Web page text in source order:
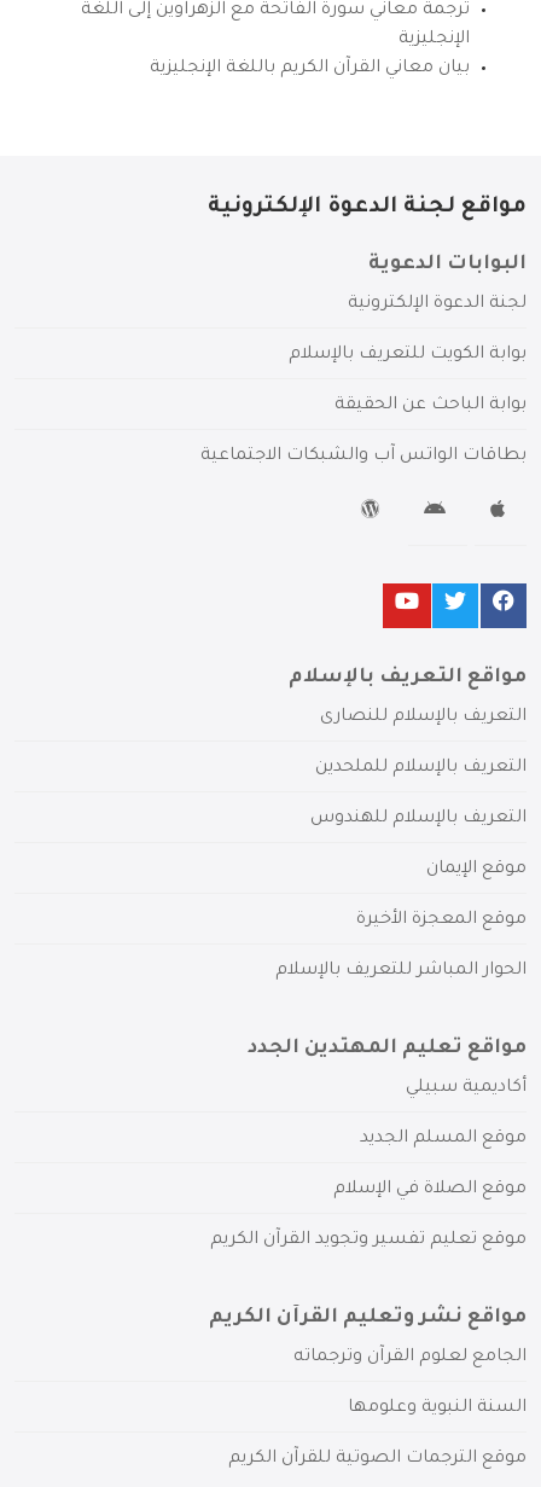
ترجمة معاني سورة الفاتحة مع الزهراوين إلى اللغة
الإنجليزية
بيان معاني القرآن الكريم باللغة الإنجليزية
مواقع لجنة الدعوة الإلكترونية
البوابات الدعوية
لجنة الدعوة الإلكترونية
بوابة الكويت للتعريف بالإسلام
بوابة الباحث عن الحقيقة
بطاقات الواتس آب والشبكات الاجتماعية
مواقع التعريف بالإسلام
التعريف بالإسلام للنصارى
التعريف بالإسلام للملحدين
التعريف بالإسلام للهندوس
موقع الإيمان
موقع المعجزة الأخيرة
الحوار المباشر للتعريف بالإسلام
مواقع تعليم المهتدين الجدد
أكاديمية سبيلي
موقع المسلم الجديد
موقع الصلاة في الإسلام
موقع تعليم تفسير وتجويد القرآن الكريم
مواقع نشر وتعليم القرآن الكريم
الجامع لعلوم القرآن وترجماته
السنة النبوية وعلومها
موقع الترجمات الصوتية للقرآن الكريم